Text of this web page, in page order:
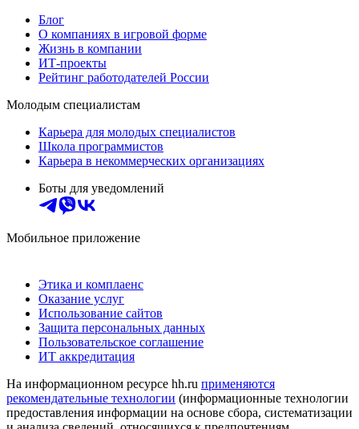
Блог
О компаниях в игровой форме
Жизнь в компании
ИТ-проекты
Рейтинг работодателей России
Молодым специалистам
Карьера для молодых специалистов
Школа программистов
Карьера в некоммерческих организациях
Боты для уведомлений
Мобильное приложение
Этика и комплаенс
Оказание услуг
Использование сайтов
Защита персональных данных
Пользовательское соглашение
ИТ аккредитация
На информационном ресурсе hh.ru применяются
рекомендательные технологии (информационные технологии
предоставления информации на основе сбора, систематизации